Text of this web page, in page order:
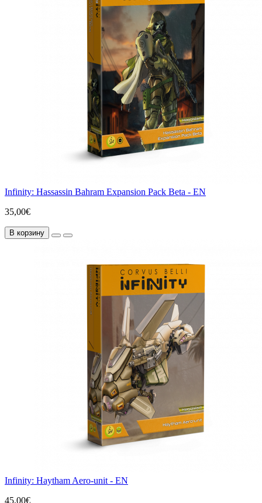
Infinity: Hassassin Bahram Expansion Pack Beta - EN
35,00€
В корзину
Infinity: Haytham Aero-unit - EN
45,00€